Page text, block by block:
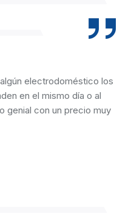
electrodoméstico los
en el mismo día o al
genial con un precio muy